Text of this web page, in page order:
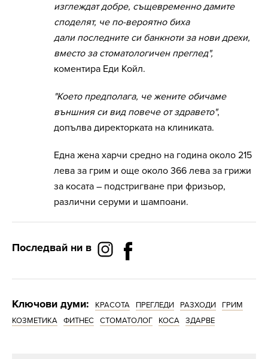
изглеждат добре, същевременно дамите
споделят, че по-вероятно биха
дали последните си банкноти за нови дрехи,
вместо за стоматологичен преглед",
коментира Еди Койл.
"Което предполага, че жените обичаме
външния си вид повече от здравето",
допълва директорката на клиниката.
Една жена харчи средно на година около 215
лева за грим и още около 366 лева за грижи
за косата – подстригване при фризьор,
различни серуми и шампоани.
Последвай ни в
Ключови думи: КРАСОТА ПРЕГЛЕДИ РАЗХОДИ
ГРИМ
КОЗМЕТИКА
ФИТНЕС СТОМАТОЛОГ КОСА ЗДАРВЕ